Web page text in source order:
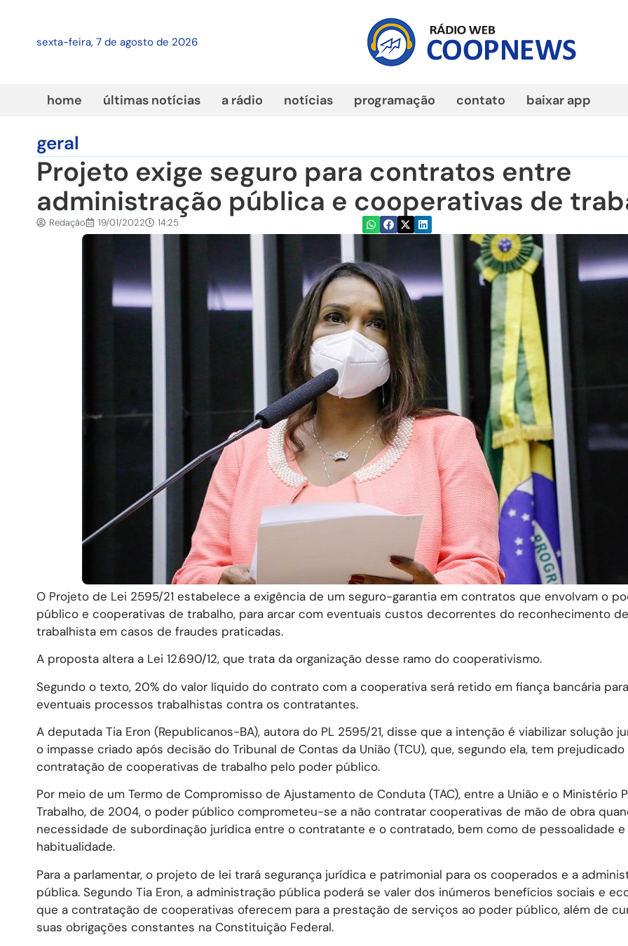
sexta-feira, 7 de agosto de 2026
home últimas notícias a rádio notícias programação contato baixar app
geral
Projeto exige seguro para contratos entre
administração pública e cooperativas de
Redação 19/01/2022 14:25
O Projeto de Lei 2595/21 estabelece a exigência de um seguro-garantia em contratos que envolvam o
público e cooperativas de trabalho, para arcar com eventuais custos decorrentes do reconhecimento
trabalhista em casos de fraudes praticadas.
A proposta altera a Lei 12.690/12, que trata da organização desse ramo do cooperativismo.
Segundo o texto, 20% do valor líquido do contrato com a cooperativa será retido em fiança bancária
eventuais processos trabalhistas contra os contratantes.
A deputada Tia Eron (Republicanos-BA), autora do PL 2595/21, disse que a intenção é viabilizar solução
o impasse criado após decisão do Tribunal de Contas da União (TCU), que, segundo ela, tem prejudicado
contratação de cooperativas de trabalho pelo poder público.
Por meio de um Termo de Compromisso de Ajustamento de Conduta (TAC), entre a União e o Ministério
Trabalho, de 2004, o poder público comprometeu-se a não contratar cooperativas de mão de obra
necessidade de subordinação jurídica entre o contratante e o contratado, bem como de pessoalidade e
habitualidade.
Para a parlamentar, o projeto de lei trará segurança jurídica e patrimonial para os cooperados e a
pública. Segundo Tia Eron, a administração pública poderá se valer dos inúmeros benefícios sociais e
que a contratação de cooperativas oferecem para a prestação de serviços ao poder público, além de
suas obrigações constantes na Constituição Federal.